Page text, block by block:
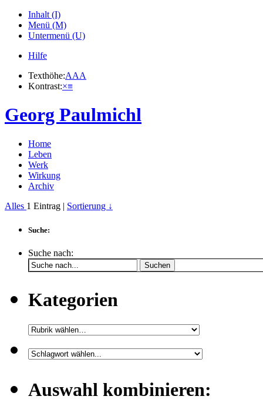
Inhalt (I)
Menü (M)
Untermenü (U)
Hilfe
Texthöhe:AAA
Kontrast:×≡
Georg Paulmichl
Home
Leben
Werk
Wirkung
Archiv
Alles 1 Eintrag | Sortierung ↓
Suche:
Suche nach:
Suchen
Kategorien
Auswahl kombinieren: